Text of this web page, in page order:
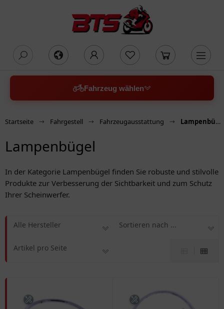
Fahrzeug wählen
Startseite Fahrgestell Fahrzeugausstattung Lampenbügel
Lampenbügel
In der Kategorie Lampenbügel finden Sie robuste und stilvolle
Produkte zur Verbesserung der Sichtbarkeit und zum Schutz
Ihrer Scheinwerfer.
Alle Hersteller Sortieren nach ...
Artikel pro Seite